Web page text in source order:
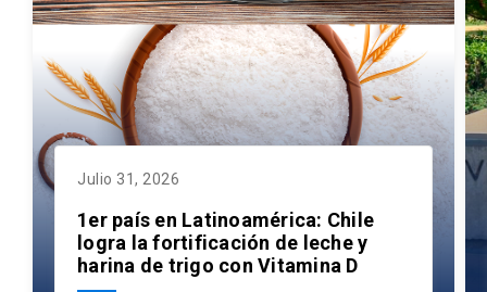
Julio 31, 2026
1er país en Latinoamérica: Chile
logra la fortificación de leche y
harina de trigo con Vitamina D